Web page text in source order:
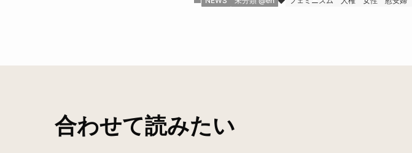
合わせて読みたい